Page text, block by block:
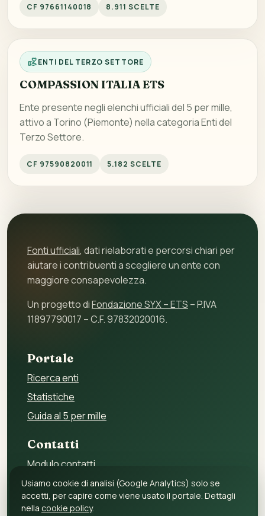
CF 97661140018 8.911 SCELTE
ENTI DEL TERZO SETTORE
COMPASSION ITALIA ETS
Ente presente negli elenchi ufficiali del 5 per mille,
attivo a Torino (Piemonte) nella categoria Enti del
Terzo Settore.
CF 97590820011 5.182 SCELTE
Fonti ufficiali, dati rielaborati e percorsi chiari per
aiutare i contribuenti a scegliere un ente con
maggiore consapevolezza.
Un progetto diFondazione SYX – ETS – P.IVA
11897790017 – C.F. 97832020016.
Portale
Ricerca enti
Statistiche
Guida al 5 per mille
Contatti
Modulo contatti
Per gli enti
Per i fornitori
Usiamo cookie di analisi (Google Analytics) solo se
accetti, per capire come viene usato il portale. Dettagli
nella cookie policy.